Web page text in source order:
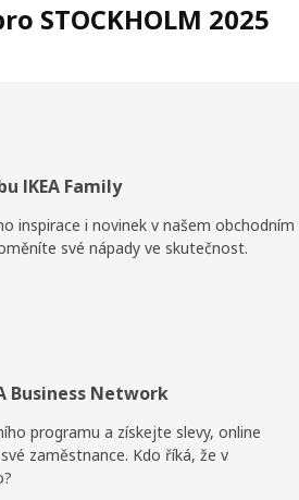
STOCKHOLM 2025
IKEA Family
inspirace i novinek v našem obchodním
své nápady ve skutečnost.
Business Network
programu a získejte slevy, online
zaměstnance. Kdo říká, že v